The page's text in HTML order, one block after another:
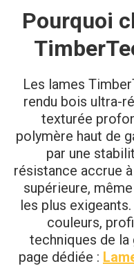
Pourquoi
Les lames
rendu bois ultra-
texturée
polymère haut de
par une
résistance accrue
supérieure,
les plus
couleurs,
techniques de
page dédiée :